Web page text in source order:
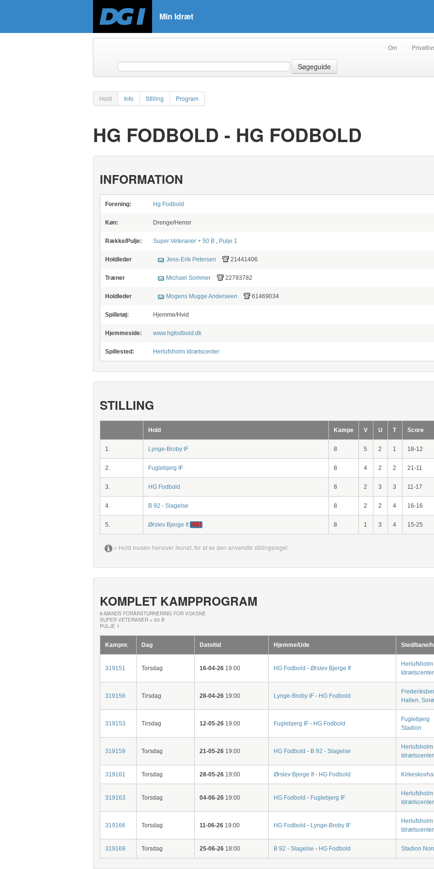
Min Idræt
Om
Søgeguide
Hold Info Stilling Program
HG FODBOLD - HG FODBOLD
INFORMATION
Forening: Hg Fodbold
Køn: Drenge/Herrer
Række/Pulje: Super Veteraner + 50 B, Pulje 1
Holdleder Jens-Erik Petersen 21441406
Træner Michael Sommer 22793782
Holdleder Mogens Mugge Anderseen 61469034
Spilletøj: Hjemme/Hvid
Hjemmeside: www.hgfodbold.dk
Spillested: Herlufsholm Idrætscenter
STILLING
Hold Kampe V U T Score
1. Lynge-Broby IF 8 5 2 1 18-12
2. Fuglebjerg IF 8 4 2 2 21-11
3. HG Fodbold 8 2 3 3 11-17
4. B 92 - Slagelse 8 2 2 4 16-16
5. Ørslev Bjerge If NB! 8 1 3 4 15-25
= Hold musen henover ikonet, for at se den anvendte stillingsregel
KOMPLET KAMPPROGRAM
8-MANDS FORÅRSTURNERING FOR VOKSNE
SUPER VETERANER + 50 B
PULJE 1
Kampnr. Dag Dato/tid Hjemme/Ude Sted/bane/
319151 Torsdag 16-04-2619:00 HG Fodbold - Ørslev Bjerge If
Herlufsholm
Idrætscenter
319156 Tirsdag 28-04-2619:00 Lynge-Broby IF - HG Fodbold
Hallen, Sorø
319153 Tirsdag 12-05-2619:00 Fuglebjerg IF - HG Fodbold
Fuglebjerg
Stadion
319159 Torsdag 21-05-2619:00 HG Fodbold - B 92 - Slagelse
Herlufsholm
Idrætscenter
319161 Torsdag 28-05-2619:00 Ørslev Bjerge If- HG Fodbold
319163 Torsdag 04-06-2619:00 HG Fodbold - Fuglebjerg IF
Herlufsholm
Idrætscenter
319166 Torsdag 11-06-2619:00 HG Fodbold - Lynge-Broby IF
Herlufsholm
Idrætscenter
319169 Torsdag 25-06-2618:00 B 92 - Slagelse - HG Fodbold Stadion